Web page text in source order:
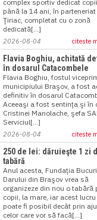
complex sportiv dedicat
până la 14 ani, în
Ţiriac, completat cu o zonă
dedicată[...]
2026-08-04 citeste
Flavia Boghiu, achitată
în dosarul Catacombele
Flavia Boghiu, fostul
municipiului Braşov, a fost
definitiv în dosarul
Aceeaşi a fost sentinţa şi în
Cristinei Manolache, şefa
Serviciul[...]
2026-08-04 citeste
250 de lei: dăruieşte 1 zi
tabără
Anul acesta, Fundaţia
Darului din Braşov vrea să
organizeze din nou o tabără
copii, la mare, iar acest lucru
poate fi posibil decât prin
celor care vor să facă[...]